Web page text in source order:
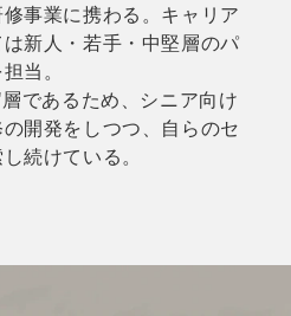
事業に携わる。キャリア
新人・若手・中堅層のパ
当。
であるため、シニア向け
開発をしつつ、自らのセ
続けている。